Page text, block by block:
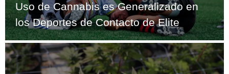
Uso de Cannabis es Generalizado en
los Deportes de Contacto de Elite